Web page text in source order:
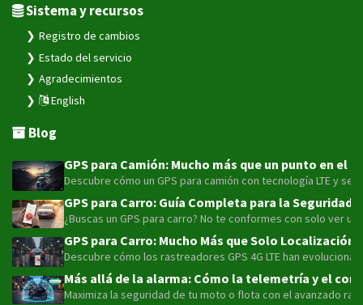
Sistema y recursos
Registro de cambios
Estado del servicio
Agradecimientos
English
Blog
GPS para Camión: Mucho más que un punto en
Descubre cómo un GPS para camión con tecnología LTE y
GPS para Carro: Guía Completa para la
¿Buscas un GPS para carro? No te conformes con solo ver
GPS para Carro: Mucho Más que Solo Localización
Descubre cómo los rastreadores GPS 4G LTE han
Más allá de la alarma: Cómo la telemetría y el
Maximiza la seguridad de tu moto o flota con el avanzado